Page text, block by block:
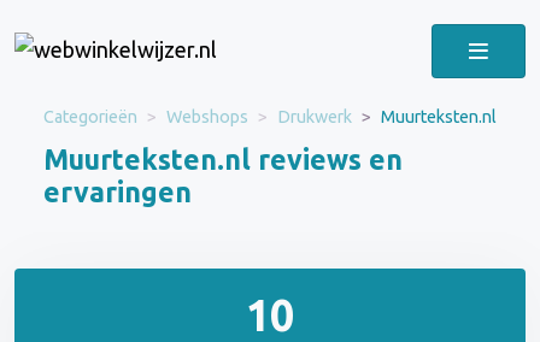
Categorieën Webshops Drukwerk Muurteksten.nl
Muurteksten.nl reviews en
ervaringen
10